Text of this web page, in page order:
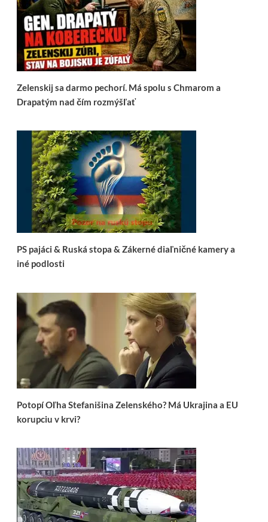
Zelenskij sa darmo pechorí. Má spolu s Chmarom a
Drapatým nad čím rozmýšľať
PS pajáci & Ruská stopa & Zákerné diaľničné kamery a
iné podlosti
Potopí Oľha Stefanišina Zelenského? Má Ukrajina a EU
korupciu v krvi?